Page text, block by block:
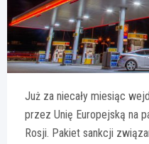
Już za niecały miesiąc
przez Unię Europejską na
Rosji. Pakiet sankcji